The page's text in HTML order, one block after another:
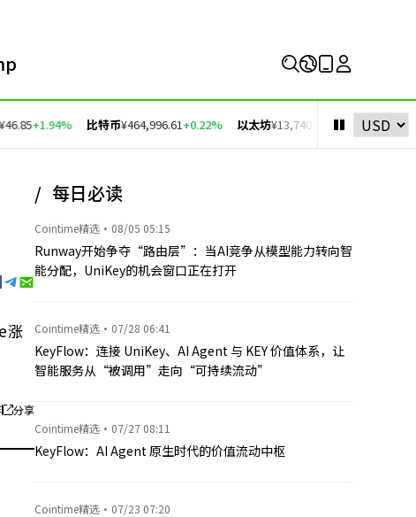
+1.94% 比特币¥464,996.61+0.22% 以太坊¥13,740.99 +0.46% 币安币
涨
分享
每日必读
Cointime精选 · 08/05 05:15
Runway开始争夺“路由层”：当AI竞争从模型能力转向智
能分配，UniKey的机会窗口正在打开
Cointime精选 · 07/28 06:41
KeyFlow：连接 UniKey、AI Agent 与 KEY 价值体系，让
智能服务从“被调用”走向“可持续流动”
Cointime精选 · 07/27 08:11
KeyFlow：AI Agent 原生时代的价值流动中枢
Cointime精选 · 07/23 07:20